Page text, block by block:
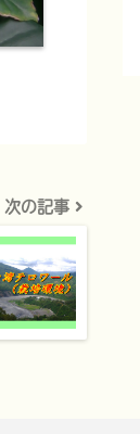
次の記事